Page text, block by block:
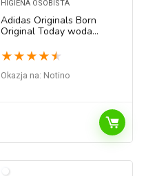
HIGIENA OSOBISTA
Adidas Originals Born
Original Today woda
★ ★ ★ ★ ★
Okazja na: Notino